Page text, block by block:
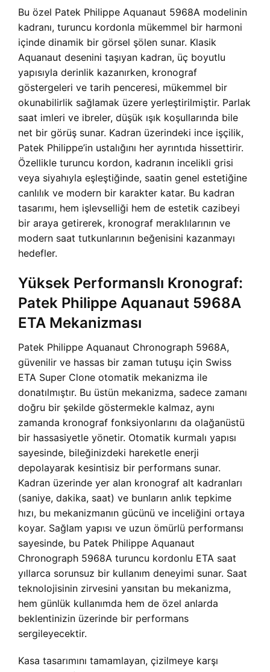
Bu özel Patek Philippe Aquanaut 5968A modelinin
kadranı, turuncu kordonla mükemmel bir harmoni
içinde dinamik bir görsel şölen sunar. Klasik
Aquanaut desenini taşıyan kadran, üç boyutlu
yapısıyla derinlik kazanırken, kronograf
göstergeleri ve tarih penceresi, mükemmel bir
okunabilirlik sağlamak üzere yerleştirilmiştir. Parlak
saat imleri ve ibreler, düşük ışık koşullarında bile
net bir görüş sunar. Kadran üzerindeki ince işçilik,
Patek Philippe’in ustalığını her ayrıntıda hissettirir.
Özellikle turuncu kordon, kadranın incelikli grisi
veya siyahıyla eşleştiğinde, saatin genel estetiğine
canlılık ve modern bir karakter katar. Bu kadran
tasarımı, hem işlevselliği hem de estetik cazibeyi
bir araya getirerek, kronograf meraklılarının ve
modern saat tutkunlarının beğenisini kazanmayı
hedefler.
Yüksek Performanslı Kronograf:
Patek Philippe Aquanaut 5968A
ETA Mekanizması
Patek Philippe Aquanaut Chronograph 5968A,
güvenilir ve hassas bir zaman tutuşu için Swiss
ETA Super Clone otomatik mekanizma ile
donatılmıştır. Bu üstün mekanizma, sadece zamanı
doğru bir şekilde göstermekle kalmaz, aynı
zamanda kronograf fonksiyonlarını da olağanüstü
bir hassasiyetle yönetir. Otomatik kurmalı yapısı
sayesinde, bileğinizdeki hareketle enerji
depolayarak kesintisiz bir performans sunar.
Kadran üzerinde yer alan kronograf alt kadranları
(saniye, dakika, saat) ve bunların anlık tepkime
hızı, bu mekanizmanın gücünü ve inceliğini ortaya
koyar. Sağlam yapısı ve uzun ömürlü performansı
sayesinde, bu Patek Philippe Aquanaut
Chronograph 5968A turuncu kordonlu ETA saat
yıllarca sorunsuz bir kullanım deneyimi sunar. Saat
teknolojisinin zirvesini yansıtan bu mekanizma,
hem günlük kullanımda hem de özel anlarda
beklentinizin üzerinde bir performans
sergileyecektir.
Kasa tasarımını tamamlayan, çizilmeye karşı